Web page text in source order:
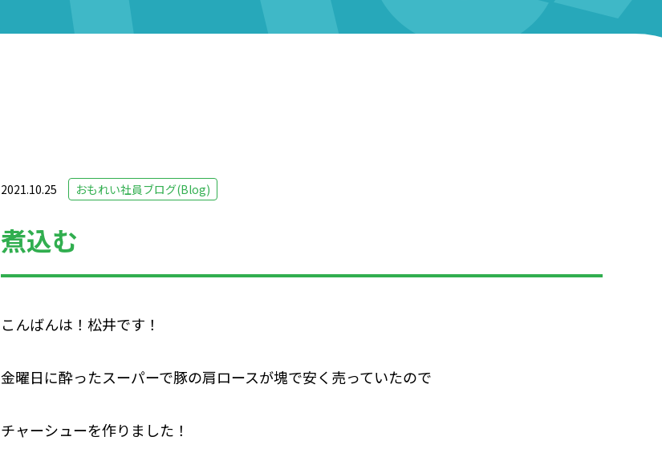
2021.10.25 おもれい社員ブログ(Blog)
煮込む
こんばんは！松井です！
金曜日に酔ったスーパーで豚の肩ロースが塊で安く売っていたので
チャーシューを作りました！